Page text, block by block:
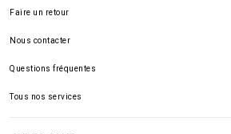
Faire un retour
Nous contacter
Questions fréquentes
Tous nos services